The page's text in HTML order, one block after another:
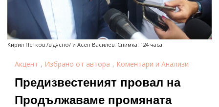
Кирил Петков /в дясно/ и Асен Василев. Снимка: "24 часа"
Акцент , Избрано от автора , Коментари и Анализи
Предизвестеният провал на
Продължаваме промяната